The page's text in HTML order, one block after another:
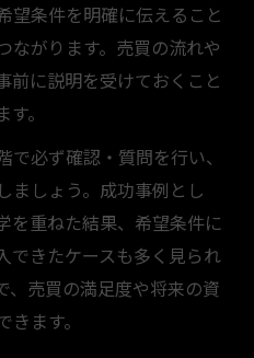
ア両立に必要な知識
売買の実務ポイント
で売買もキャリアも成功
望条件を明確に伝えること
ながります。売買の流れや
前に説明を受けておくこと
。
必ず確認・質問を行い、
ましょう。成功事例とし
を重ねた結果、希望条件に
できたケースも多く見られ
、売買の満足度や将来の資
ます。